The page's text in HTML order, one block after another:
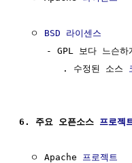
  ㅇ
BSD
라이센스
- GPL 보다 느슨하
        . 수정된 소스
6. 주요 오픈소스 프로젝
  ㅇ Apache
프로젝트